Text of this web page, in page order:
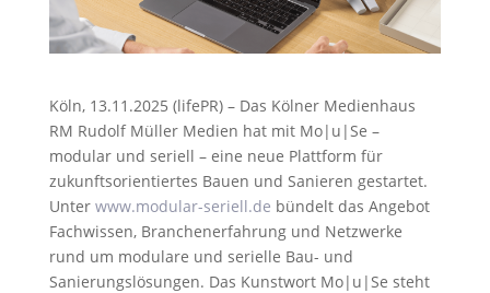
Köln, 13.11.2025 (lifePR) – Das Kölner Medienhaus
RM Rudolf Müller Medien hat mit Mo|u|Se –
modular und seriell – eine neue Plattform für
zukunftsorientiertes Bauen und Sanieren gestartet.
Unter www.modular-seriell.de bündelt das Angebot
Fachwissen, Branchenerfahrung und Netzwerke
rund um modulare und serielle Bau- und
Sanierungslösungen. Das Kunstwort Mo|u|Se steht